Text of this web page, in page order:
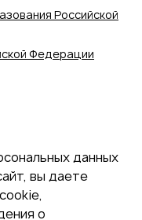
Российской
Федерации
данных
вы даете
о